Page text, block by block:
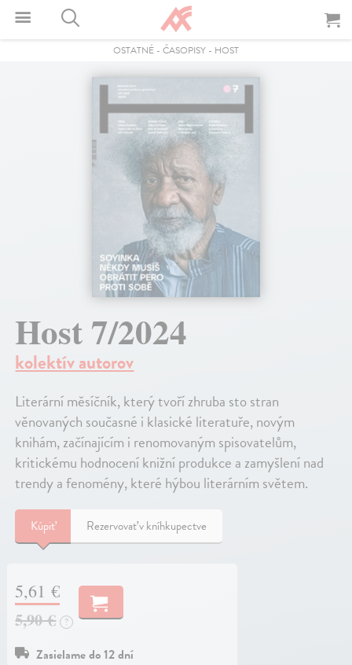
OSTATNÉ - ČASOPISY - HOST
Host 7/2024
kolektív autorov
Literární měsíčník, který tvoří zhruba sto stran
věnovaných současné i klasické literatuře, novým
knihám, začínajícím i renomovaným spisovatelům,
kritickému hodnocení knižní produkce a zamyšlení nad
trendy a fenomény, které hýbou literárním světem.
Kúpiť Rezervovať v kníhkupectve
5,61 €
5,90 €
?
Zasielame do 12 dní